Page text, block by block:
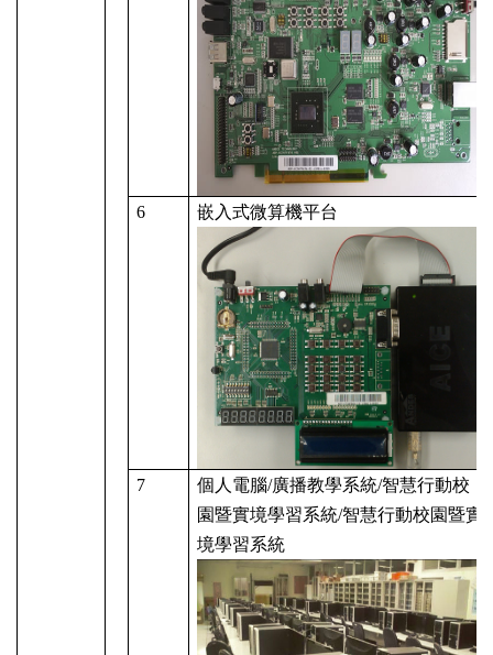
6 嵌入式微算機平台
7 個人電腦/廣播教學系統/智慧行動校
園暨實境學習系統/智慧行動校園暨實
境學習系統